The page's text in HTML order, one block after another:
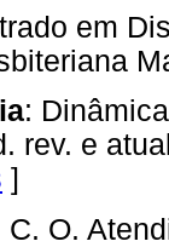
em
:
rev. e
]
C. O.